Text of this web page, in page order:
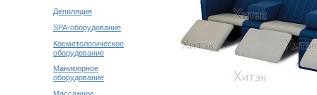
Депиляция
SPA-оборудование
Косметологическое
оборудование
Маникюрное
оборудование